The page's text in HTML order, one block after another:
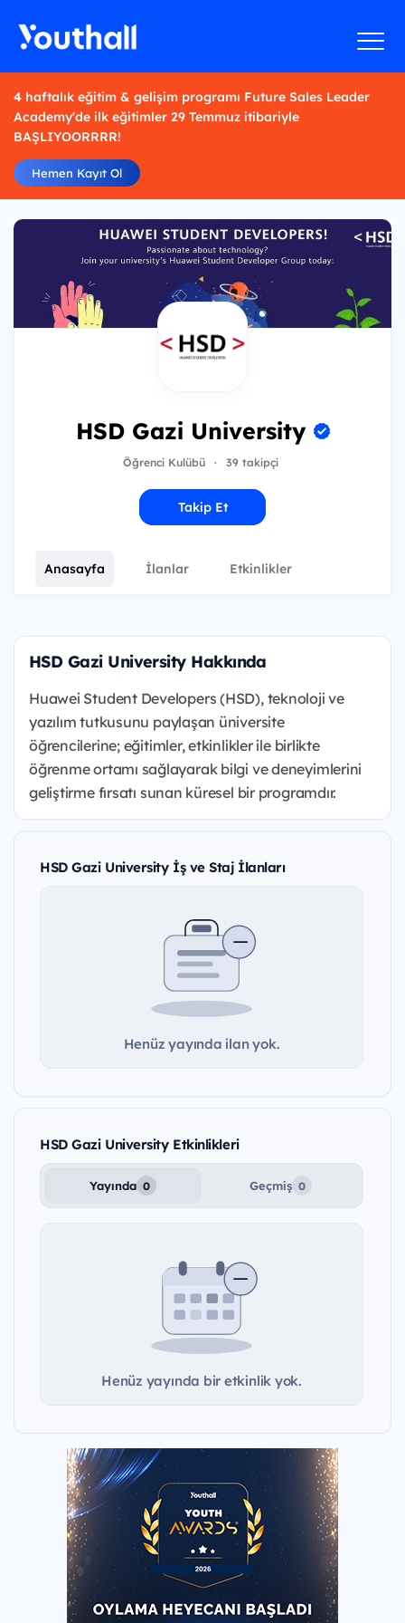
4 haftalık eğitim & gelişim programı Future Sales Leader
Academy'de ilk eğitimler 29 Temmuz itibariyle
BAŞLIYOORRRR!
Hemen Kayıt Ol
HSD Gazi University
Öğrenci Kulübü · 39 takipçi
Takip Et
Anasayfa İlanlar Etkinlikler
HSD Gazi University Hakkında
Huawei Student Developers (HSD), teknoloji ve
yazılım tutkusunu paylaşan üniversite
öğrencilerine; eğitimler, etkinlikler ile birlikte
öğrenme ortamı sağlayarak bilgi ve deneyimlerini
geliştirme fırsatı sunan küresel bir programdır.
HSD Gazi University İş ve Staj İlanları
Henüz yayında ilan yok.
HSD Gazi University Etkinlikleri
Yayında 0 Geçmiş 0
Henüz yayında bir etkinlik yok.